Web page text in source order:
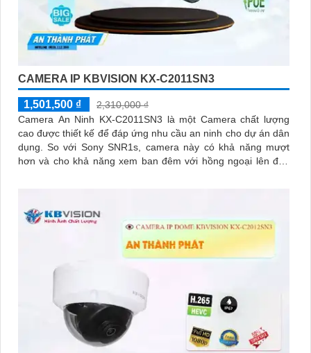
CAMERA IP KBVISION KX-C2011SN3
1,501,500 ₫
2,310,000 ₫
Camera An Ninh KX-C2011SN3 là một Camera chất lượng
cao được thiết kế để đáp ứng nhu cầu an ninh cho dự án dân
dụng. So với Sony SNR1s, camera này có khả năng mượt
hơn và cho khả năng xem ban đêm với hồng ngoại lên đến